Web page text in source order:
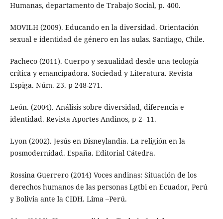
Humanas, departamento de Trabajo Social, p. 400.
MOVILH (2009). Educando en la diversidad. Orientación
sexual e identidad de género en las aulas. Santiago, Chile.
Pacheco (2011). Cuerpo y sexualidad desde una teología
crítica y emancipadora. Sociedad y Literatura. Revista
Espiga. Núm. 23. p 248-271.
León. (2004). Análisis sobre diversidad, diferencia e
identidad. Revista Aportes Andinos, p 2- 11.
Lyon (2002). Jesús en Disneylandia. La religión en la
posmodernidad. España. Editorial Cátedra.
Rossina Guerrero (2014) Voces andinas: Situación de los
derechos humanos de las personas Lgtbi en Ecuador, Perú
y Bolivia ante la CIDH. Lima –Perú.